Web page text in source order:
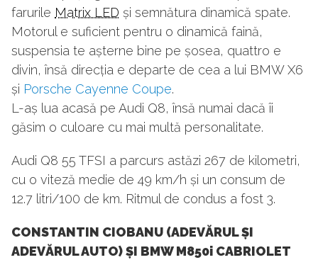
farurile Matrix LED și semnătura dinamică spate.
Motorul e suficient pentru o dinamică faină,
suspensia te așterne bine pe șosea, quattro e
divin, însă direcția e departe de cea a lui BMW X6
și Porsche Cayenne Coupe.
L-aș lua acasă pe Audi Q8, însă numai dacă îi
găsim o culoare cu mai multă personalitate.
Audi Q8 55 TFSI a parcurs astăzi 267 de kilometri,
cu o viteză medie de 49 km/h și un consum de
12.7 litri/100 de km. Ritmul de condus a fost 3.
CONSTANTIN CIOBANU (ADEVĂRUL ȘI
ADEVĂRUL AUTO) ȘI BMW M850i CABRIOLET